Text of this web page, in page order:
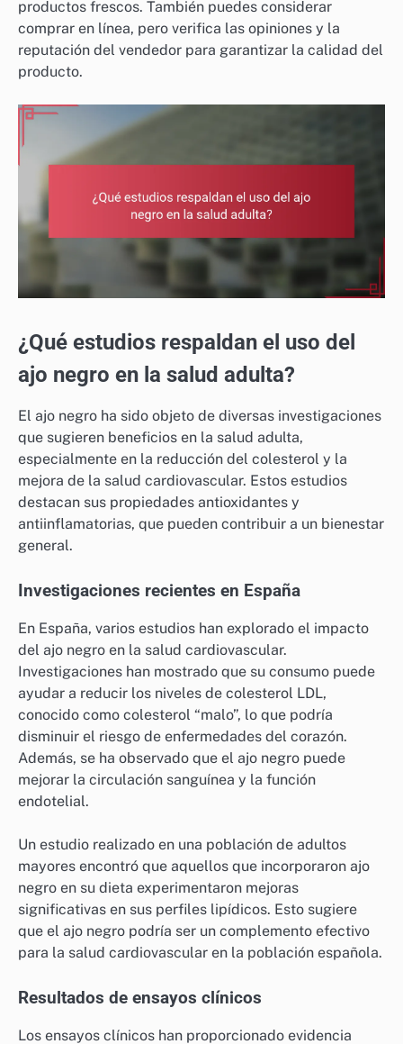
productos frescos. También puedes considerar
comprar en línea, pero verifica las opiniones y la
reputación del vendedor para garantizar la calidad del
producto.
¿Qué estudios respaldan el uso del
ajo negro en la salud adulta?
El ajo negro ha sido objeto de diversas investigaciones
que sugieren beneficios en la salud adulta,
especialmente en la reducción del colesterol y la
mejora de la salud cardiovascular. Estos estudios
destacan sus propiedades antioxidantes y
antiinflamatorias, que pueden contribuir a un bienestar
general.
Investigaciones recientes en España
En España, varios estudios han explorado el impacto
del ajo negro en la salud cardiovascular.
Investigaciones han mostrado que su consumo puede
ayudar a reducir los niveles de colesterol LDL,
conocido como colesterol “malo”, lo que podría
disminuir el riesgo de enfermedades del corazón.
Además, se ha observado que el ajo negro puede
mejorar la circulación sanguínea y la función
endotelial.
Un estudio realizado en una población de adultos
mayores encontró que aquellos que incorporaron ajo
negro en su dieta experimentaron mejoras
significativas en sus perfiles lipídicos. Esto sugiere
que el ajo negro podría ser un complemento efectivo
para la salud cardiovascular en la población española.
Resultados de ensayos clínicos
Los ensayos clínicos han proporcionado evidencia